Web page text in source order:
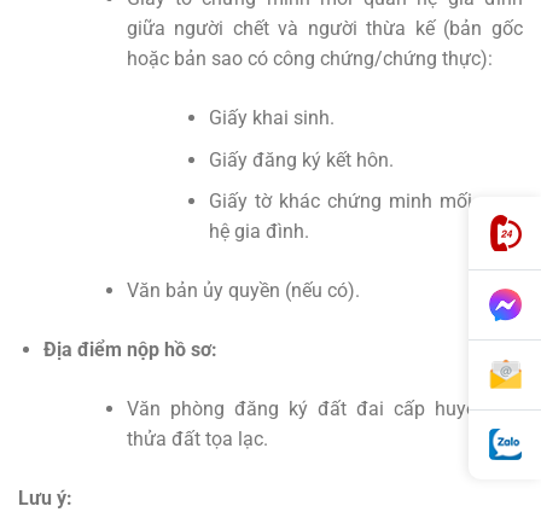
giữa người chết và người thừa kế (bản gốc
hoặc bản sao có công chứng/chứng thực):
Giấy khai sinh.
Giấy đăng ký kết hôn.
Giấy tờ khác chứng minh mối quan
hệ gia đình.
Văn bản ủy quyền (nếu có).
Địa điểm nộp hồ sơ:
Văn phòng đăng ký đất đai cấp huyện nơi
thửa đất tọa lạc.
Lưu ý: